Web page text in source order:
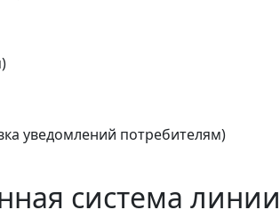
уведомлений потребителям)
система